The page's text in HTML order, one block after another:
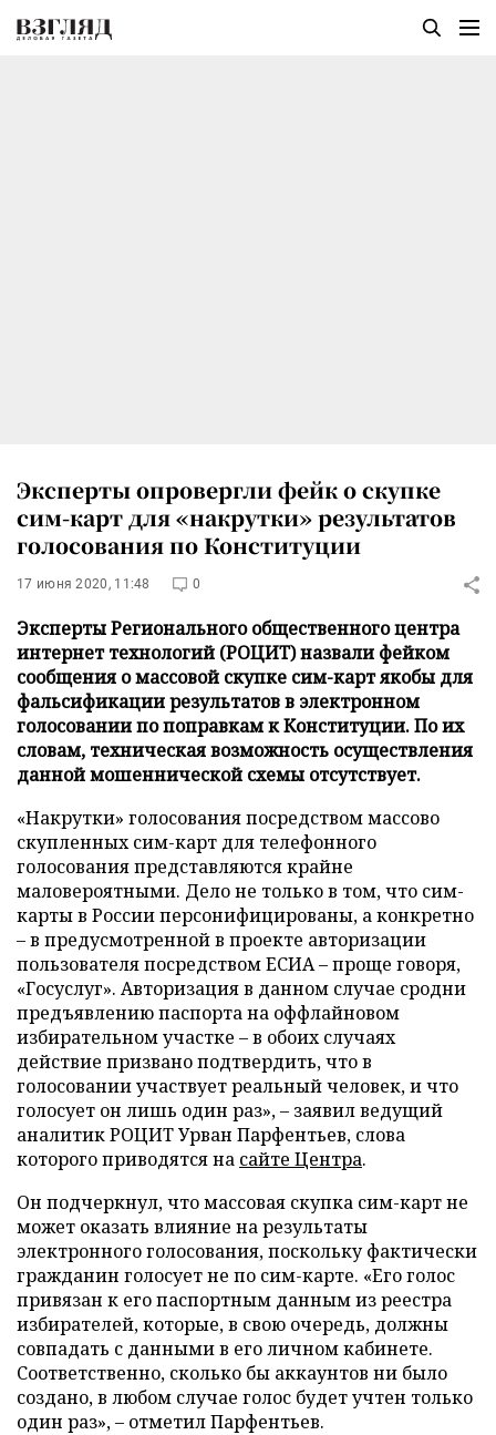
Эксперты опровергли фейк о скупке
сим-карт для «накрутки» результатов
голосования по Конституции
17 июня 2020, 11:48 0
Эксперты Регионального общественного центра
интернет технологий (РОЦИТ) назвали фейком
сообщения о массовой скупке сим-карт якобы для
фальсификации результатов в электронном
голосовании по поправкам к Конституции. По их
словам, техническая возможность осуществления
данной мошеннической схемы отсутствует.
«Накрутки» голосования посредством массово
скупленных сим-карт для телефонного
голосования представляются крайне
маловероятными. Дело не только в том, что сим-
карты в России персонифицированы, а конкретно
– в предусмотренной в проекте авторизации
пользователя посредством ЕСИА – проще говоря,
«Госуслуг». Авторизация в данном случае сродни
предъявлению паспорта на оффлайновом
избирательном участке – в обоих случаях
действие призвано подтвердить, что в
голосовании участвует реальный человек, и что
голосует он лишь один раз», – заявил ведущий
аналитик РОЦИТ Урван Парфентьев, слова
которого приводятся на сайте Центра.
Он подчеркнул, что массовая скупка сим-карт не
может оказать влияние на результаты
электронного голосования, поскольку фактически
гражданин голосует не по сим-карте. «Его голос
привязан к его паспортным данным из реестра
избирателей, которые, в свою очередь, должны
совпадать с данными в его личном кабинете.
Соответственно, сколько бы аккаунтов ни было
создано, в любом случае голос будет учтен только
один раз», – отметил Парфентьев.